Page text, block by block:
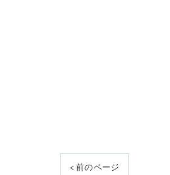
< 前のページ